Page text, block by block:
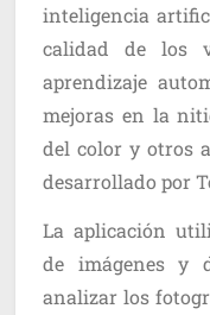
inteligencia
calidad de los
aprendizaje
mejoras en la
del color y otros
desarrollado por
La aplicación
de imágenes y
analizar los